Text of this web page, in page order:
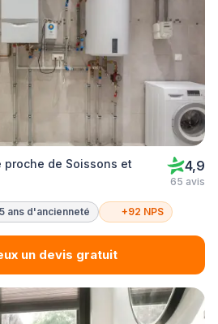
de Soissons et
4,9
65 avis
ans d'ancienneté +92 NPS
un devis gratuit